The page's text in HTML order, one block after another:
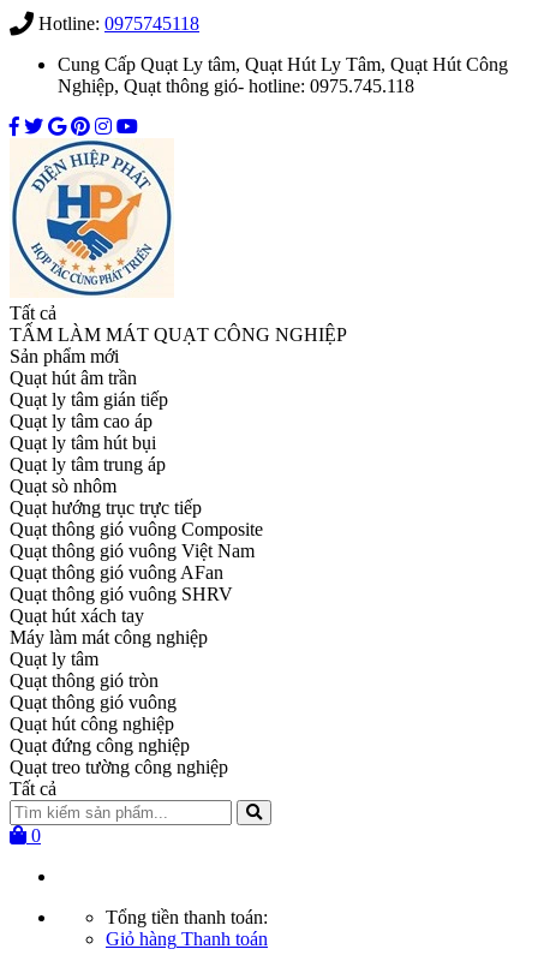
Hotline: 0975745118
Cung Cấp Quạt Ly tâm, Quạt Hút Ly Tâm, Quạt Hút Công
Nghiệp, Quạt thông gió- hotline: 0975.745.118
Tất cả
TẤM LÀM MÁT QUẠT CÔNG NGHIỆP
Sản phẩm mới
Quạt hút âm trần
Quạt ly tâm gián tiếp
Quạt ly tâm cao áp
Quạt ly tâm hút bụi
Quạt ly tâm trung áp
Quạt sò nhôm
Quạt hướng trục trực tiếp
Quạt thông gió vuông Composite
Quạt thông gió vuông Việt Nam
Quạt thông gió vuông AFan
Quạt thông gió vuông SHRV
Quạt hút xách tay
Máy làm mát công nghiệp
Quạt ly tâm
Quạt thông gió tròn
Quạt thông gió vuông
Quạt hút công nghiệp
Quạt đứng công nghiệp
Quạt treo tường công nghiệp
Tất cả
0
Tổng tiền thanh toán:
Giỏ hàng Thanh toán